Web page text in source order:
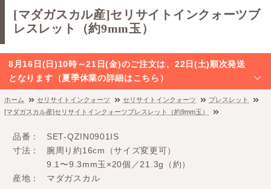
[マダガスカル産]セリサイトインクォーツブ
レスレット（約9mm玉）
8月16日(日)10時～21日(金)のご注文は、22日(土)順次発送
となります（夏季休業の詳細はこちら）
ホーム セリサイトインクォーツ セリサイトインクォーツ
ブレスレット
[マダガスカル産]セリサイトインクォーツブレスレット（約9mm玉）
品番
SET-QZIN0901IS
寸法
腕周り約16cm（サイズ変更可）
9.1〜9.3mm玉×20個／21.3g（約）
産地
マダガスカル